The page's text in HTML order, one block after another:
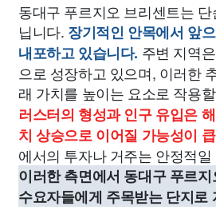
동대구 푸르지오 브리센트는
닙니다. 장기적인 안목에서 앞
내포하고 있습니다. 주변 지역
으로 성장하고 있으며, 이러한
래 가치를 높이는 요소로 작용
러스터의 형성과 인구 유입은
치 상승으로 이어질 가능성이
에서의 투자나 거주는 안정적
이러한 측면에서 동대구 푸르
수요자들에게 주목받는 단지로